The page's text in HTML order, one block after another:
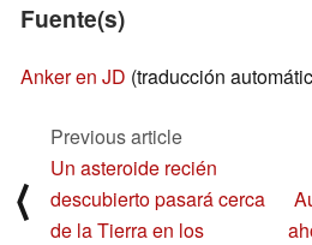
Fuente(s)
Anker en JD (traducción
⟨
Previous article
Un asteroide recién
descubierto pasará cerca
de la Tierra en los